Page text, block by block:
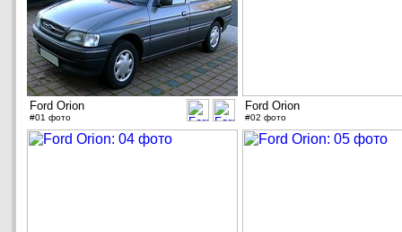
Ford Orion
#01 фото
Ford Orion
#02 фото